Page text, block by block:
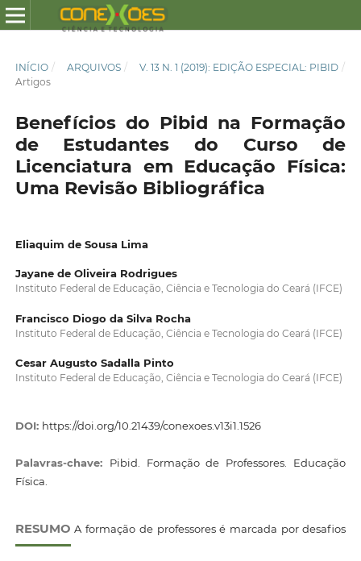
INÍCIO / ARQUIVOS / V. 13 N. 1 (2019): EDIÇÃO ESPECIAL: PIBID /
Artigos
Benefícios do Pibid na Formação
de Estudantes do Curso de
Licenciatura em Educação Física:
Uma Revisão Bibliográfica
Eliaquim de Sousa Lima
Jayane de Oliveira Rodrigues
Instituto Federal de Educação, Ciência e Tecnologia do Ceará (IFCE)
Francisco Diogo da Silva Rocha
Instituto Federal de Educação, Ciência e Tecnologia do Ceará (IFCE)
Cesar Augusto Sadalla Pinto
Instituto Federal de Educação, Ciência e Tecnologia do Ceará (IFCE)
DOI: https://doi.org/10.21439/conexoes.v13i1.1526
Palavras-chave: Pibid. Formação de Professores. Educação
Física.
RESUMO A formação de professores é marcada por desafios